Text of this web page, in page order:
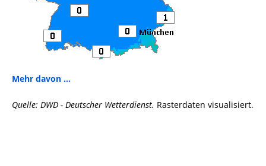
Mehr davon ...
Quelle: DWD - Deutscher Wetterdienst. Rasterdaten visualisiert.